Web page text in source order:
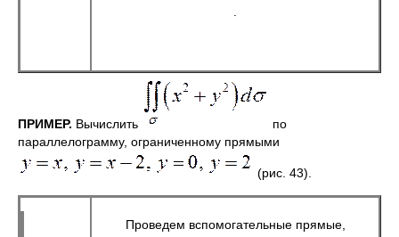
ПРИМЕР. Вычислить
по
параллелограмму, ограниченному прямыми
(рис. 43).
Проведем вспомогательные прямые,